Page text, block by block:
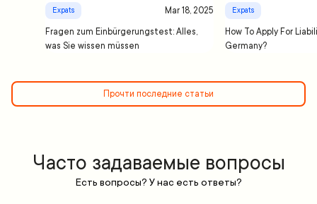
Expats Mar 18, 2025
Fragen zum Einbürgerungstest: Alles,
was Sie wissen müssen
Expats
How To Apply For
Germany?
Прочти последние статьи
Часто задаваемые вопросы
Есть вопросы? У нас есть ответы?